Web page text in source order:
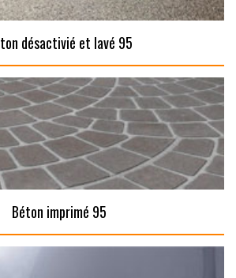
désactivié et lavé 95
Béton imprimé 95